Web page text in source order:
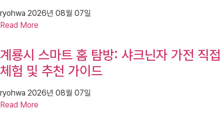
ryohwa 2026년 08월 07일
Read More
계룡시 스마트 홈 탐방: 샤크닌자 가전 직접
체험 및 추천 가이드
ryohwa 2026년 08월 07일
Read More